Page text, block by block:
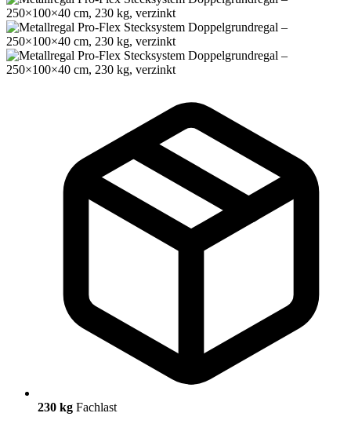
230 kg Fachlast